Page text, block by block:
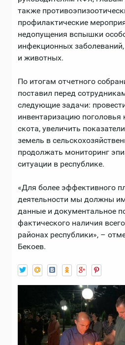
также
профилактические
недопущения вспышки
инфекционных
и животных.
По итогам отчетного
поставил перед
следующие задачи:
инвентаризацию поголовья
скота, увеличить
земель в
продолжать мониторинг
ситуации в республике.
«Для более эффективного
деятельности мы должны
данные и документальное
фактического наличия
районах республики», –
Бекоев.